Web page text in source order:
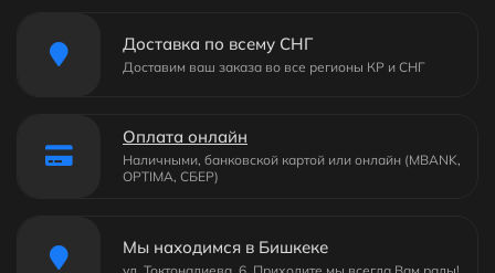
Доставка по всему СНГ
Доставим ваш заказа во все регионы КР и СНГ
Оплата онлайн
Наличными, банковской картой или онлайн (MBANK,
OPTIMA, СБЕР)
Мы находимся в Бишкеке